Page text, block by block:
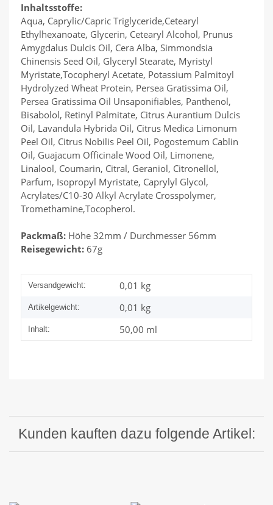
Inhaltsstoffe:
Aqua, Caprylic/Capric Triglyceride,Cetearyl
Ethylhexanoate, Glycerin, Cetearyl Alcohol, Prunus
Amygdalus Dulcis Oil, Cera Alba, Simmondsia
Chinensis Seed Oil, Glyceryl Stearate, Myristyl
Myristate,Tocopheryl Acetate, Potassium Palmitoyl
Hydrolyzed Wheat Protein, Persea Gratissima Oil,
Persea Gratissima Oil Unsaponifiables, Panthenol,
Bisabolol, Retinyl Palmitate, Citrus Aurantium Dulcis
Oil, Lavandula Hybrida Oil, Citrus Medica Limonum
Peel Oil, Citrus Nobilis Peel Oil, Pogostemum Cablin
Oil, Guajacum Officinale Wood Oil, Limonene,
Linalool, Coumarin, Citral, Geraniol, Citronellol,
Parfum, Isopropyl Myristate, Caprylyl Glycol,
Acrylates/C10-30 Alkyl Acrylate Crosspolymer,
Tromethamine,Tocopherol.
Packmaß:Höhe 32mm / Durchmesser 56mm
Reisegewicht:67g
Versandgewicht: 0,01 kg
Artikelgewicht: 0,01 kg
Inhalt: 50,00 ml
Kunden kauften dazu folgende Artikel: